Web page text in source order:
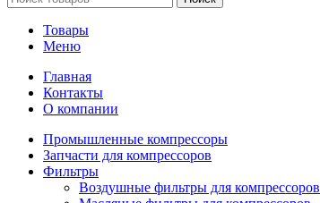
Товары
Меню
Главная
Контакты
О компании
Промышленные компрессоры
Запчасти для компрессоров
Фильтры
Воздушные фильтры для компрессоров